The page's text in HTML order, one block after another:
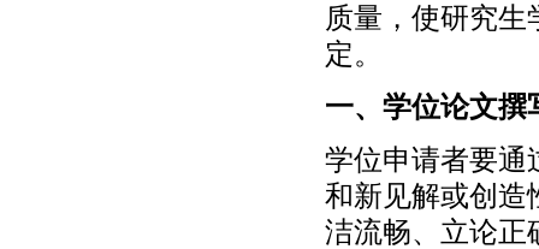
质量，使研究
定。
一、学位论文撰
学位申请者要通
和新见解或创造
洁流畅、立论正